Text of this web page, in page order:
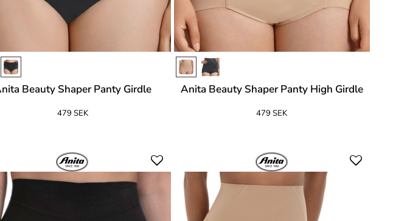
Beauty Shaper Panty Girdle
479 SEK
Anita Beauty Shaper Panty High Girdle
479 SEK